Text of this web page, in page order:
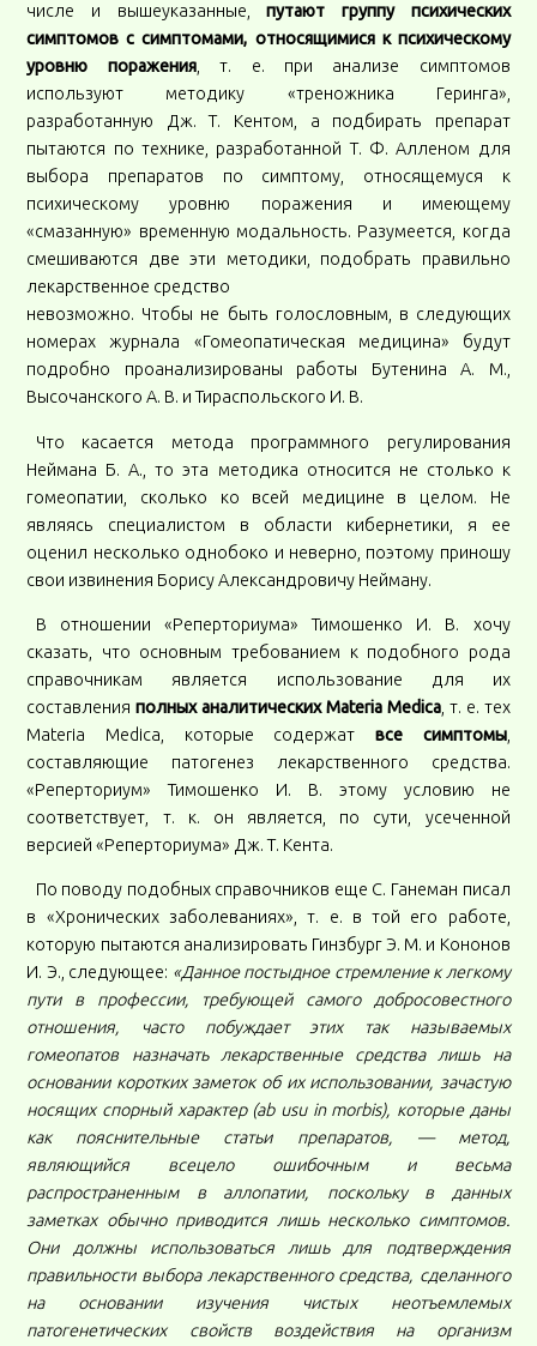
числе и вышеуказанные,путают группу психических
симптомов с симптомами, относящимися к психическому
уровню поражения, т. е. при анализе симптомов
используют методику «треножника Геринга»,
разработанную Дж. Т. Кентом, а подбирать препарат
пытаются по технике, разработанной Т. Ф. Алленом для
выбора препаратов по симптому, относящемуся к
психическому уровню поражения и имеющему
«смазанную» временную модальность. Разумеется, когда
смешиваются две эти методики, подобрать правильно
лекарственное средство
невозможно. Чтобы не быть голословным, в следующих
номерах журнала «Гомеопатическая медицина» будут
подробно проанализированы работы Бутенина А. М.,
Высочанского А. В. и Тираспольского И. В.
Что касается метода программного регулирования
Неймана Б. А., то эта методика относится не столько к
гомеопатии, сколько ко всей медицине в целом. Не
являясь специалистом в области кибернетики, я ее
оценил несколько однобоко и неверно, поэтому приношу
свои извинения Борису Александровичу Нейману.
В отношении «Реперториума» Тимошенко И. В. хочу
сказать, что основным требованием к подобного рода
справочникам является использование для их
составленияполных аналитических Materia Medica, т. е. тех
Materia Medica, которые содержат все симптомы,
составляющие патогенез лекарственного средства.
«Реперториум» Тимошенко И. В. этому условию не
соответствует, т. к. он является, по сути, усеченной
версией «Реперториума» Дж. Т. Кента.
По поводу подобных справочников еще С. Ганеман писал
в «Хронических заболеваниях», т. е. в той его работе,
которую пытаются анализировать Гинзбург Э. М. и Кононов
И. Э., следующее: «Данное постыдное стремление к легкому
пути в профессии, требующей самого добросовестного
отношения, часто побуждает этих так называемых
гомеопатов назначать лекарственные средства лишь на
основании коротких заметок об их использовании, зачастую
носящих спорный характер (ab usu in morbis), которые даны
как пояснительные статьи препаратов, — метод,
являющийся всецело ошибочным и весьма
распространенным в аллопатии, поскольку в данных
заметках обычно приводится лишь несколько симптомов.
Они должны использоваться лишь для подтверждения
правильности выбора лекарственного средства, сделанного
на основании изучения чистых неотъемлемых
патогенетических свойств воздействия на организм